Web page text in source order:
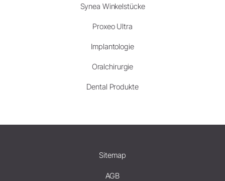
Synea Winkelstücke
Proxeo Ultra
Implantologie
Oralchirurgie
Dental Produkte
Sitemap
AGB